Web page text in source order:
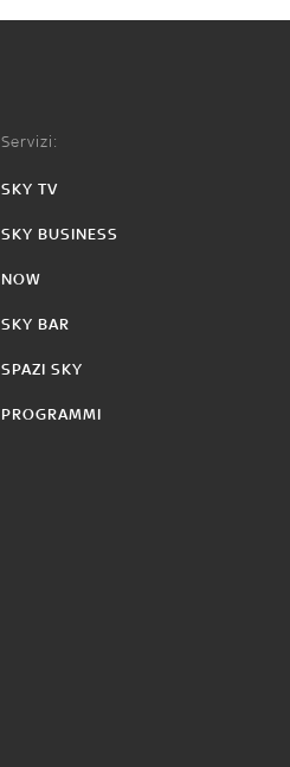
Servizi:
SKY TV
SKY BUSINESS
NOW
SKY BAR
SPAZI SKY
PROGRAMMI